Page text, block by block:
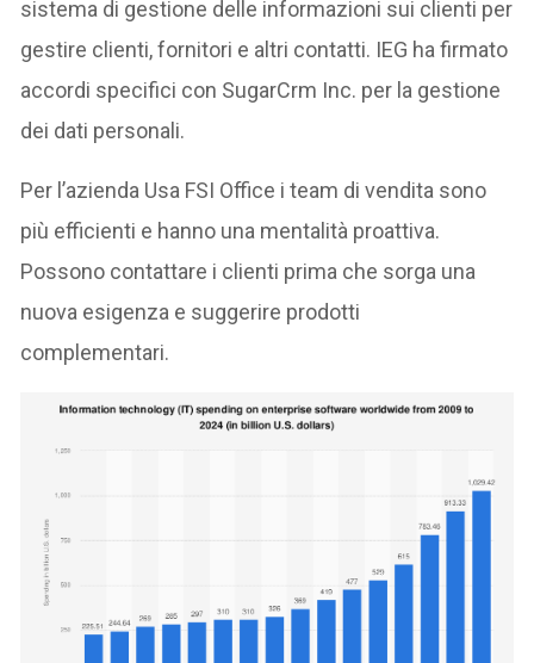
sistema di gestione delle informazioni sui clienti per
gestire clienti, fornitori e altri contatti. IEG ha firmato
accordi specifici con SugarCrm Inc. per la gestione
dei dati personali.
Per l’azienda Usa FSI Office i team di vendita sono
più efficienti e hanno una mentalità proattiva.
Possono contattare i clienti prima che sorga una
nuova esigenza e suggerire prodotti
complementari.